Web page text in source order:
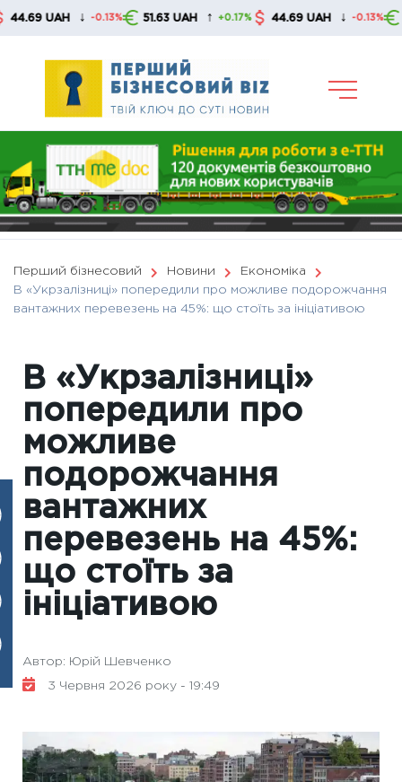
Skip
↓ -0.13% 51.63 UAH ↑ +0.17% 44.69 UAH ↓ -0.13% 51.63
Перший бізнесовий Новини
Економіка
В «Укрзалізниці» попередили про можливе подорожчання
вантажних перевезень на 45%: що стоїть за ініціативою
В «Укрзалізниці»
попередили про
можливе
подорожчання
вантажних
перевезень на 45%:
що стоїть за
ініціативою
Автор: Юрій Шевченко
3 Червня 2026 року - 19:49